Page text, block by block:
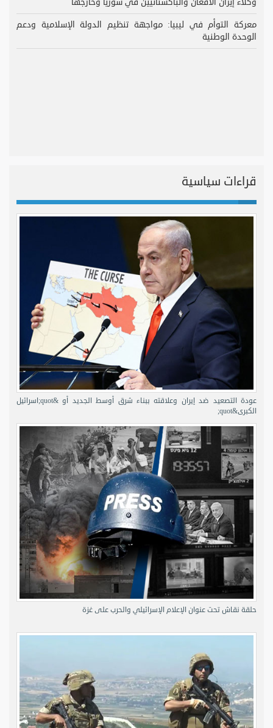
معركة التوأم في ليبيا: مواجهة تنظيم الدولة الإسلامية ودعم
الوحدة الوطنية
قراءات سياسية
عودة التصعيد ضد إيران وعلاقته ببناء شرق أوسط الجديد أو &quot;اسرائيل
الكبرى&quot;
حلقة نقاش تحت عنوان الإعلام الإسرائيلي والحرب على غزة